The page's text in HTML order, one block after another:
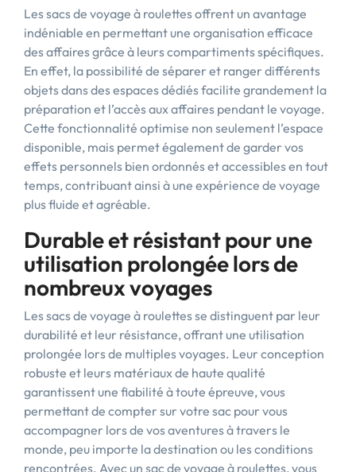
Les sacs de voyage à roulettes offrent un avantage
indéniable en permettant une organisation efficace
des affaires grâce à leurs compartiments spécifiques.
En effet, la possibilité de séparer et ranger différents
objets dans des espaces dédiés facilite grandement la
préparation et l’accès aux affaires pendant le voyage.
Cette fonctionnalité optimise non seulement l’espace
disponible, mais permet également de garder vos
effets personnels bien ordonnés et accessibles en tout
temps, contribuant ainsi à une expérience de voyage
plus fluide et agréable.
Durable et résistant pour une
utilisation prolongée lors de
nombreux voyages
Les sacs de voyage à roulettes se distinguent par leur
durabilité et leur résistance, offrant une utilisation
prolongée lors de multiples voyages. Leur conception
robuste et leurs matériaux de haute qualité
garantissent une fiabilité à toute épreuve, vous
permettant de compter sur votre sac pour vous
accompagner lors de vos aventures à travers le
monde, peu importe la destination ou les conditions
rencontrées. Avec un sac de voyage à roulettes, vous